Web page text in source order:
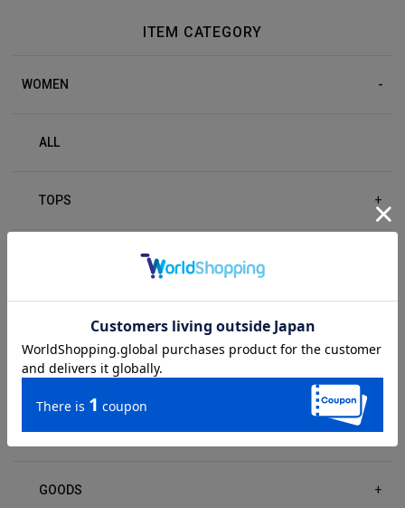
ITEM CATEGORY
WOMEN
ALL
TOPS +
DRESS/ONE-PIECE
ACCESSORIES +
GOODS +